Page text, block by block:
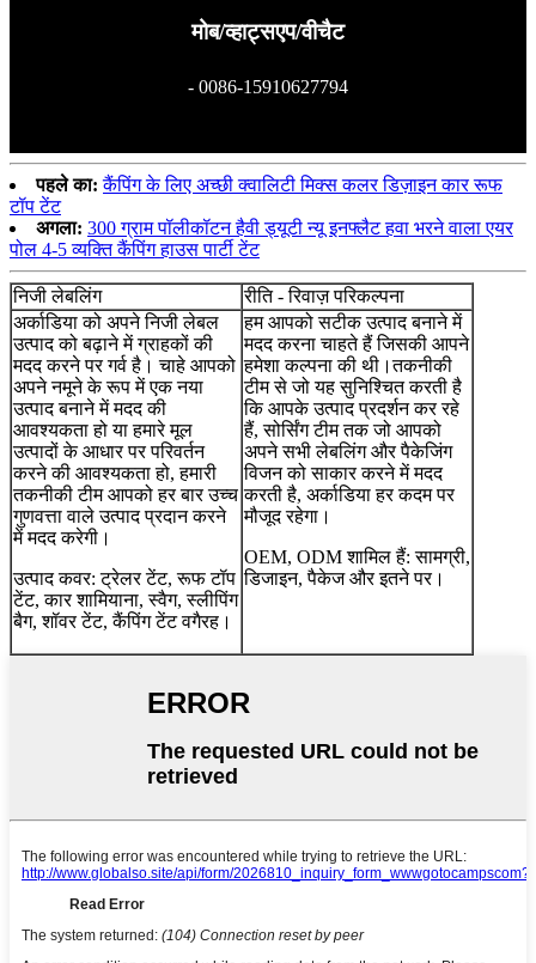
मोब/व्हाट्सएप/वीचैट
- 0086-15910627794
पहले का: कैंपिंग के लिए अच्छी क्वालिटी मिक्स कलर डिज़ाइन कार रूफ
टॉप टेंट
अगला: 300 ग्राम पॉलीकॉटन हैवी ड्यूटी न्यू इनफ्लैट हवा भरने वाला एयर
पोल 4-5 व्यक्ति कैंपिंग हाउस पार्टी टेंट
निजी लेबलिंग
रीति - रिवाज़ परिकल्पना
अर्काडिया को अपने निजी लेबल
उत्पाद को बढ़ाने में ग्राहकों की
मदद करने पर गर्व है। चाहे आपको
अपने नमूने के रूप में एक नया
उत्पाद बनाने में मदद की
आवश्यकता हो या हमारे मूल
उत्पादों के आधार पर परिवर्तन
करने की आवश्यकता हो, हमारी
तकनीकी टीम आपको हर बार उच्च
गुणवत्ता वाले उत्पाद प्रदान करने
में मदद करेगी।
उत्पाद कवर: ट्रेलर टेंट, रूफ टॉप
टेंट, कार शामियाना, स्वैग, स्लीपिंग
बैग, शॉवर टेंट, कैंपिंग टेंट वगैरह।
हम आपको सटीक उत्पाद बनाने में
मदद करना चाहते हैं जिसकी आपने
हमेशा कल्पना की थी।तकनीकी
टीम से जो यह सुनिश्चित करती है
कि आपके उत्पाद प्रदर्शन कर रहे
हैं, सोर्सिंग टीम तक जो आपको
अपने सभी लेबलिंग और पैकेजिंग
विजन को साकार करने में मदद
करती है, अर्काडिया हर कदम पर
मौजूद रहेगा।
OEM, ODM शामिल हैं: सामग्री,
डिजाइन, पैकेज और इतने पर।